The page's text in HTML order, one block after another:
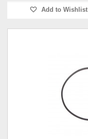
Add to Wishlist